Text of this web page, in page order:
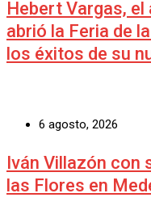
Hebert Vargas,
abrió la Feria de
los éxitos de su
6 agosto, 2026
Iván Villazón con
las Flores en